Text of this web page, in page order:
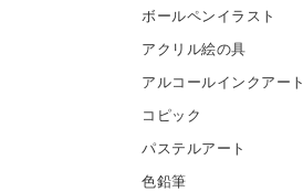
リボン刺繍
ビーズ刺繍
フランス刺繍
ソウタシエ
洋裁
ボールペンイラスト
アクリル絵の具
アルコールインクアート
コピック
パステルアート
色鉛筆